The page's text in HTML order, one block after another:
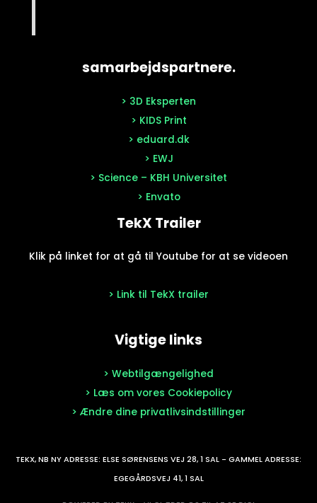
samarbejdspartnere.
> 3D Eksperten
> KIDS Print
> eduard.dk
> EWJ
> Science – KBH Universitet
> Envato
TekX Trailer
Klik på linket for at gå til Youtube for at se videoen
> Link til TekX trailer
Vigtige links
> Webtilgængelighed
> Læs om vores Cookiepolicy
> Ændre dine privatlivsindstillinger
TEKX, NB NY ADRESSE: ELSE SØRENSENS VEJ 28, 1 SAL - GAMMEL ADRESSE:
EGEGÅRDSVEJ 41, 1 SAL